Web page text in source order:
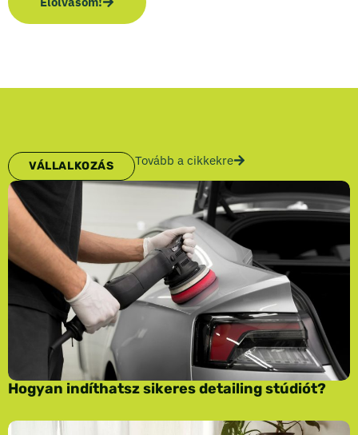
VÁLLALKOZÁS Tovább a cikkekre
Hogyan indíthatsz sikeres detailing stúdiót?